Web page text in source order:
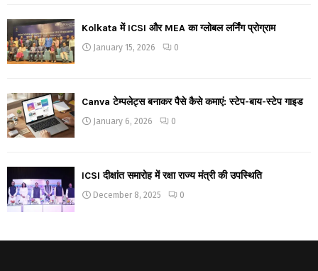
Kolkata में ICSI और MEA का ग्लोबल लर्निंग प्रोग्राम
January 15, 2026 0
Canva टेम्पलेट्स बनाकर पैसे कैसे कमाएं: स्टेप-बाय-स्टेप गाइड
January 6, 2026 0
ICSI दीक्षांत समारोह में रक्षा राज्य मंत्री की उपस्थिति
December 8, 2025 0